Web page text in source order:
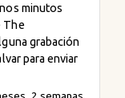
minutos
The
grabación
para enviar
2 semanas